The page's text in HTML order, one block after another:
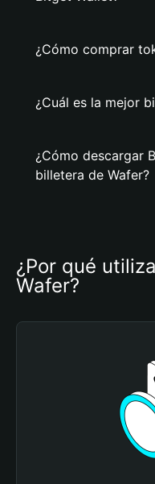
¿Cómo comprar
¿Cuál es la mejor
¿Cómo descargar
billetera de Wafer?
¿Por qué
Wafer?